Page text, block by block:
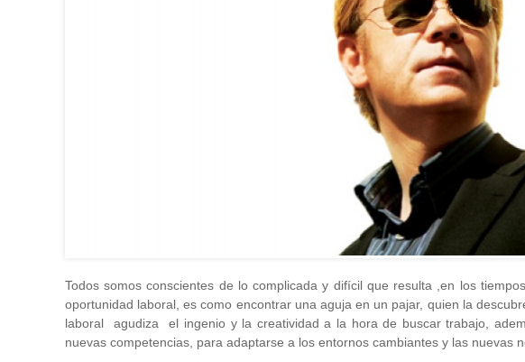
Todos somos conscientes de lo complicada y difícil que resulta ,en los
oportunidad laboral, es como encontrar una aguja en un pajar, quien la
laboral agudiza el ingenio y la creatividad a la hora de buscar trabajo,
nuevas competencias, para adaptarse a los entornos cambiantes y las nuevas